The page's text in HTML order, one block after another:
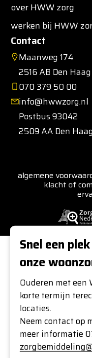
over HWW zorg
werken bij HWW
Contact
Maanweg 174
2516 AB Den Haag
070 379 50 00
info@hwwzorg.nl
Postbus 93042
2509 AA Den Haag
algemene
klacht of
Snel een
onze
Ouderen met
korte termijn
locaties.
Neem contact op
meer informatie